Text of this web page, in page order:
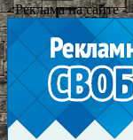
- Реклама на сайте -